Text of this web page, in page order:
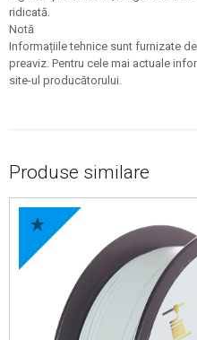
ridicată.
Notă
Informațiile tehnice sunt furnizate
preaviz. Pentru cele mai actuale
site-ul producătorului.
Produse similare